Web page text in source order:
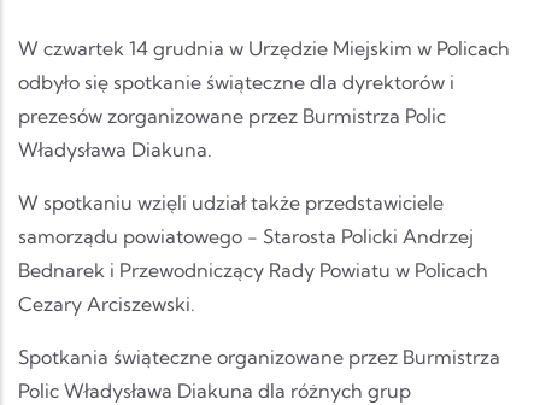
W czwartek 14 grudnia w Urzędzie Miejskim w Policach
odbyło się spotkanie świąteczne dla dyrektorów i
prezesów zorganizowane przez Burmistrza Polic
Władysława Diakuna.
W spotkaniu wzięli udział także przedstawiciele
samorządu powiatowego - Starosta Policki Andrzej
Bednarek i Przewodniczący Rady Powiatu w Policach
Cezary Arciszewski.
Spotkania świąteczne organizowane przez Burmistrza
Polic Władysława Diakuna dla różnych grup